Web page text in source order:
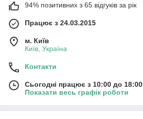
94% позитивних з 65 відгуків за рік
Працює з 24.03.2015
м. Київ
Київ, Україна
Контакти
Сьогодні працює з 10:00 до 18:00
Показати весь графік роботи